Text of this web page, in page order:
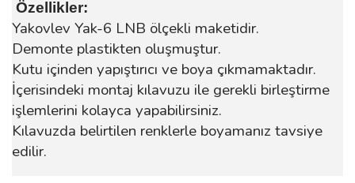
Özellikler:
Yakovlev Yak-6 LNB ölçekli maketidir.
Demonte plastikten oluşmuştur.
Kutu içinden yapıştırıcı ve boya çıkmamaktadır.
İçerisindeki montaj kılavuzu ile gerekli birleştirme
işlemlerini kolayca yapabilirsiniz.
Kılavuzda belirtilen renklerle boyamanız tavsiye
edilir.